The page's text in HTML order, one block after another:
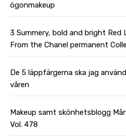
ögonmakeup
3 Summery, bold and bright Red
From the Chanel permanent
De 5 läppfärgerna ska jag
våren
Makeup samt skönhetsblogg
Vol. 478